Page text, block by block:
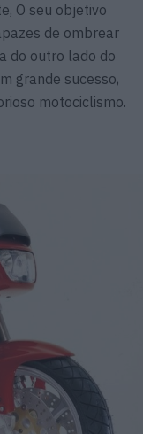
O seu objetivo
de ombrear
do outro lado do
grande sucesso,
motociclismo.